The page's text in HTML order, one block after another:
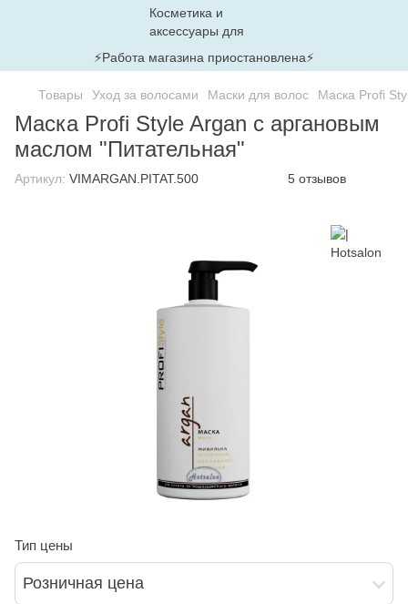
⚡Работа магазина приостановлена⚡
Товары Уход за волосами Маски для волос Маска Profi
Маска Profi Style Argan с аргановым
маслом "Питательная"
Артикул: VIMARGAN.PITAT.500 5 отзывов
Тип цены
Розничная цена